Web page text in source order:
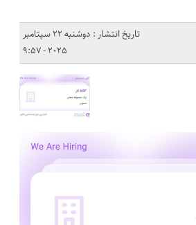
تاریخ انتشار : دوشنبه 22 سپتامبر
2025 - 9:57